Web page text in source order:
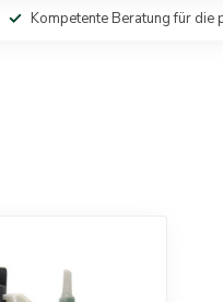
Kompetente Beratung für die